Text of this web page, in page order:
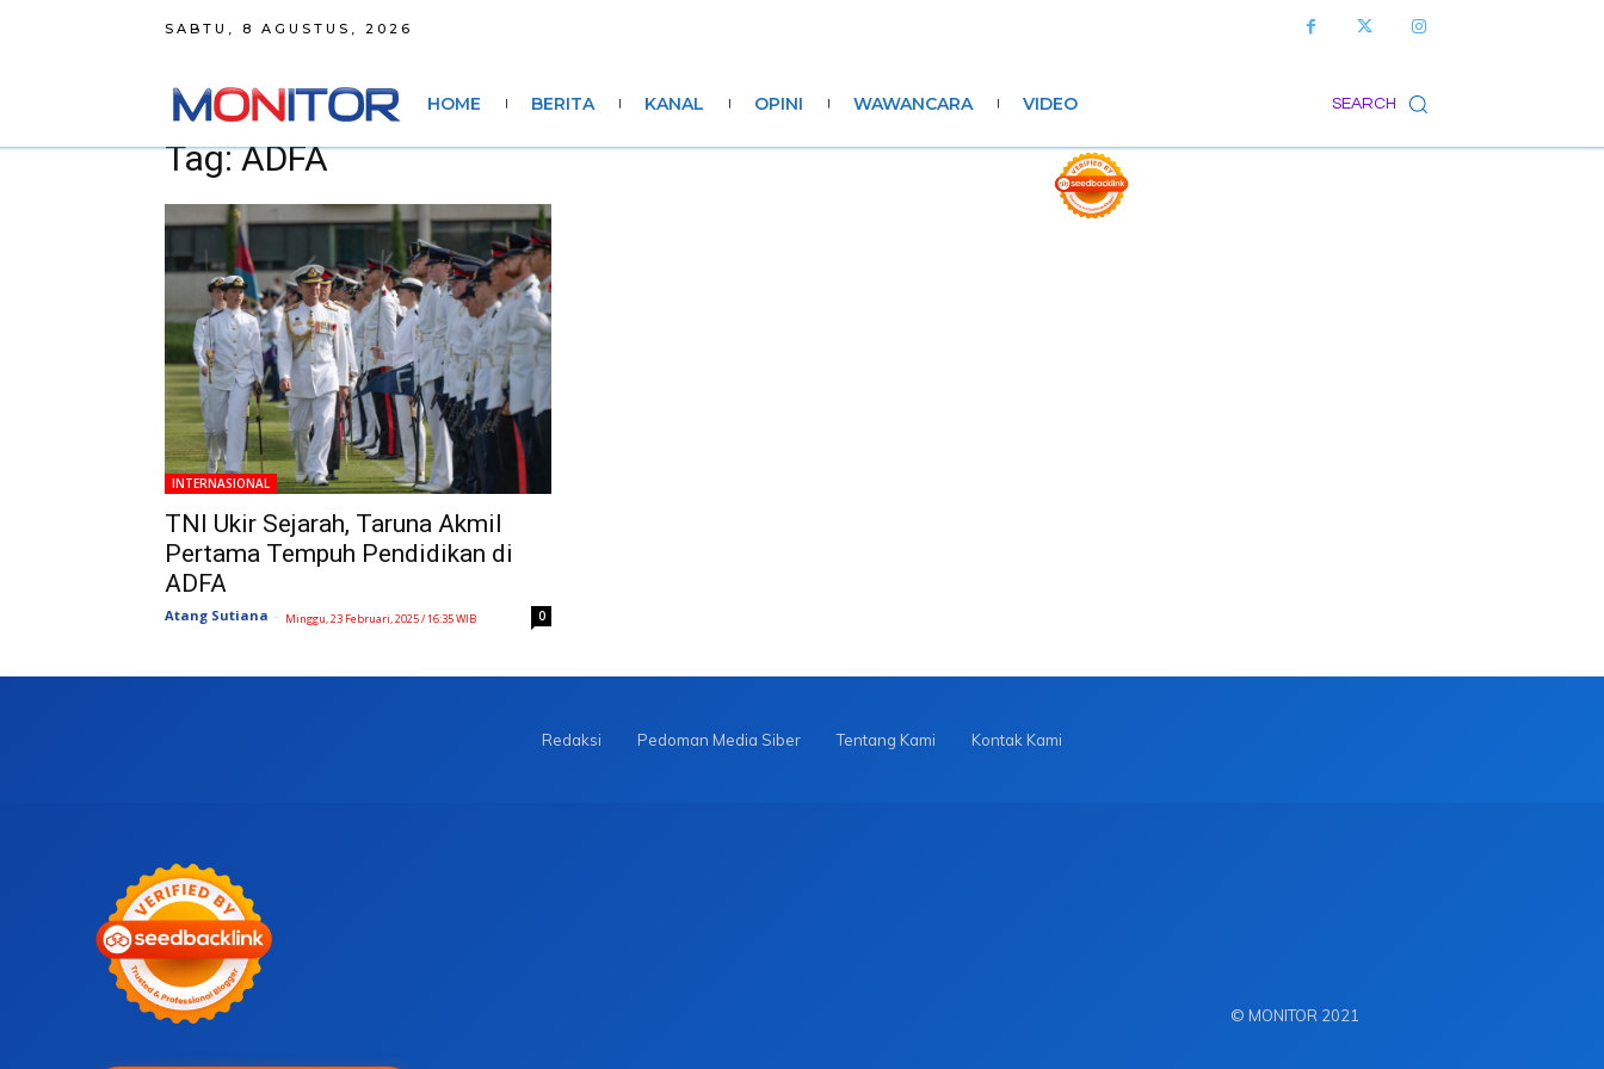
SABTU, 8 AGUSTUS, 2026
SEARCH
HOME BERITA KANAL OPINI WAWANCARA VIDEO
Tag: ADFA
INTERNASIONAL
TNI Ukir Sejarah, Taruna Akmil
Pertama Tempuh Pendidikan di
ADFA
Atang Sutiana - Minggu, 23 Februari, 2025 / 16:35 WIB 0
Redaksi Pedoman Media Siber Tentang Kami Kontak Kami
© MONITOR 2021